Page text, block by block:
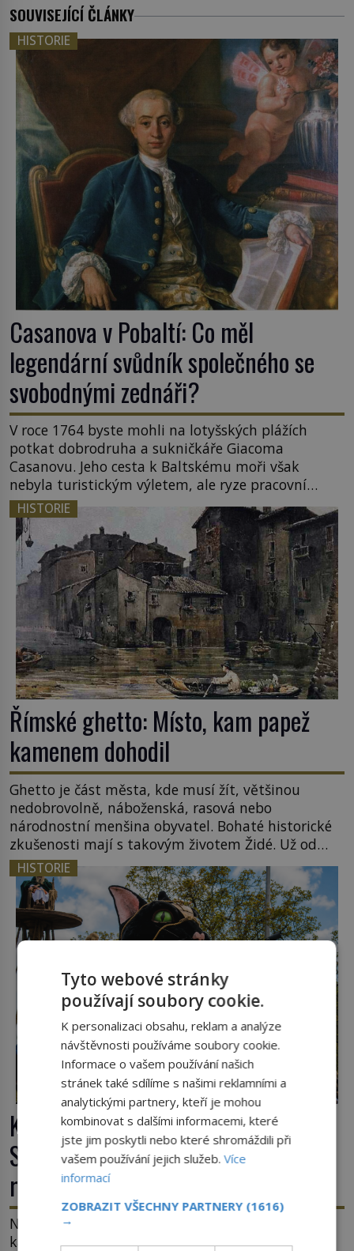
SOUVISEJÍCÍ ČLÁNKY
HISTORIE
Casanova v Pobaltí: Co měl
legendární svůdník společného se
svobodnými zednáři?
V roce 1764 byste mohli na lotyšských plážích
potkat dobrodruha a sukničkáře Giacoma
Casanovu. Jeho cesta k Baltskému moři však
nebyla turistickým výletem, ale ryze pracovní
cestou se zištnými úmysly. Jaký cíl Casanova
sledoval, když se například procházel uličkami
lotyšské Rigy? Casanova v Pobaltí kontaktoval
tamní zednářské lóže. Nebyl v této oblasti žádným
nováčkem, protože do zednářské […]
HISTORIE
Římské ghetto: Místo, kam papež
kamenem dohodil
Ghetto je část města, kde musí žít, většinou
nedobrovolně, náboženská, rasová nebo
národnostní menšina obyvatel. Bohaté historické
zkušenosti mají s takovým životem Židé. Už od
středověku jsou totiž v každou chvíli nuceni v
nějakém žít. Mezi ty nejslavnější patří i římské
ghetto založené v roce 1555. Pokud jde o vztah
k Židům, nemá se Řím čím chlubit. […]
HISTORIE
Kočky padající z věže v Ypres:
Středověký zvyk, který dodnes budí
rozpaky
Na hlavním náměstí belgického města Ypres se
každé tři roky shromáždí tisíce lidí. Z věže slavné
Tyto webové stránky
používají soubory cookie.
K personalizaci obsahu, reklam a analýze
návštěvnosti používáme soubory cookie.
Informace o vašem používání našich
stránek také sdílíme s našimi reklamními a
analytickými partnery, kteří je mohou
kombinovat s dalšími informacemi, které
jste jim poskytli nebo které shromáždili při
vašem používání jejich služeb.Více
informací
ZOBRAZIT VŠECHNY PARTNERY (1616)
→